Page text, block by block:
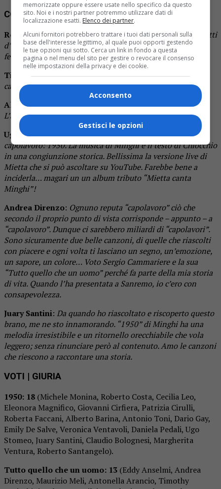
COMMENTI | GIURIA
Roberta Faccani :Il tanto bistrattato Minghi qui mette tutti
d’accordo perché 1950 resta un suo momento musicale
felice e azzeccato.
Timothy Cavicchini:“Tutto quello che un uomo”. Il vero
cantautorato di Sanremo.
Alberto Barina:“1950”.. un classico, orecchiabile anche.
L’altro brano forse un po’ troppo intellettuale.
Ugo Stomeo:Un bel brano contro un capolavoro. Voto il
capolavoro: 1950. La musica di Minghi e il testo di Chiocchio
in una congiunzione storica. Bellissima la versione live di
Mietta che si può ascoltare su YouTube. Farebbe bene a
inciderla… magari un un album tributo “Mietta canta
Minghi”!
Andrea Direnzo: Ognuno reputa “capolavoro” ciò che
secondo il proprio punto di vista corrisponde – appunto – a
“capolavoro”. Dunque ci sarebbero miliardi di “capolavori”.
Sono sicuramente due belle canzoni, di quelle che riascolti
con piacere e ogni volta ti lasciano un segno, un’emozione,
un sapore, un colore… Voto Sergio Cammariere e la sua
“Tutto quello che un uomo” perché fa parte della mia storia
di vita. Quando l’ha presentata a Sanremo, io c’ero con
consapevolezza.
Juary Santini: Da quando ho riascoltato e riscoperto questo
brano, me ne sto innamorando. “1950” di Minghi ha una
melodia irresistibile e un ritornello orecchiabile che vola
leggero; senza rinunciare però al contenuto. Amo le canzoni
che riescono a raccontare una storia.
VOTI | GIURIA
1950: 18 (Michele Monina, Roberto Costa, Cecilia Leo,
Eleonora Magnifico, Giovanni Cirfiera, Patrizia Cirulli,
Roberta Faccani, Alberto Barina, Antonio Toni, Dario Gay,
Emily De Salve, Veronica Ventavoli, Daniela Pedali, Ugo
Stomeo, Juary Santini, Claudio Bolognesi, Margherita
Ventura, Roberto Santangelo).
Tutto quello che un uomo: 13 (Eddy Anselmi, Andrea
Direnzo, Maurizio Meli, Antonella Arancio, Timothy
memorizzate oppure essere usate nello specifico da questo
sito. Noi e i nostri partner potremmo utilizzare dati di
localizzazione esatti. Elenco dei partner.
Alcuni fornitori potrebbero trattare i tuoi dati personali sulla
base dell'interesse legittimo, al quale puoi opporti gestendo
le tue opzioni qui sotto. Cerca un link in fondo a questa
pagina o nel menu del sito per gestire o revocare il consenso
nelle impostazioni della privacy e dei cookie.
Acconsento
Gestisci le opzioni